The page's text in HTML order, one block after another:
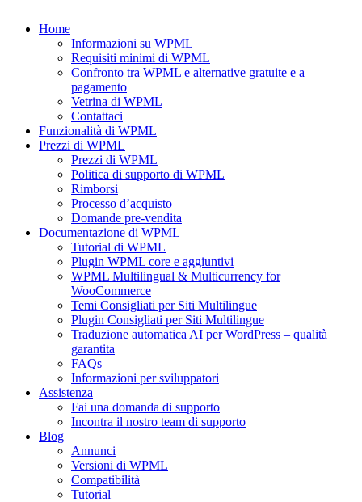
Home
Informazioni su WPML
Requisiti minimi di WPML
Confronto tra WPML e alternative gratuite e a
pagamento
Vetrina di WPML
Contattaci
Funzionalità di WPML
Prezzi di WPML
Prezzi di WPML
Politica di supporto di WPML
Rimborsi
Processo d’acquisto
Domande pre-vendita
Documentazione di WPML
Tutorial di WPML
Plugin WPML core e aggiuntivi
WPML Multilingual & Multicurrency for
WooCommerce
Temi Consigliati per Siti Multilingue
Plugin Consigliati per Siti Multilingue
Traduzione automatica AI per WordPress – qualità
garantita
FAQs
Informazioni per sviluppatori
Assistenza
Fai una domanda di supporto
Incontra il nostro team di supporto
Blog
Annunci
Versioni di WPML
Compatibilità
Tutorial